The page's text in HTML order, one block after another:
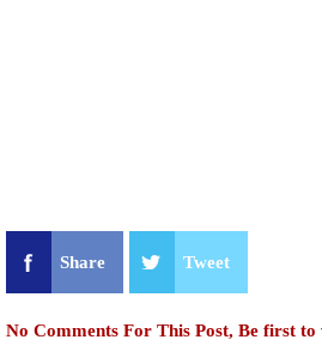
Share Tweet
No Comments For This Post, Be first